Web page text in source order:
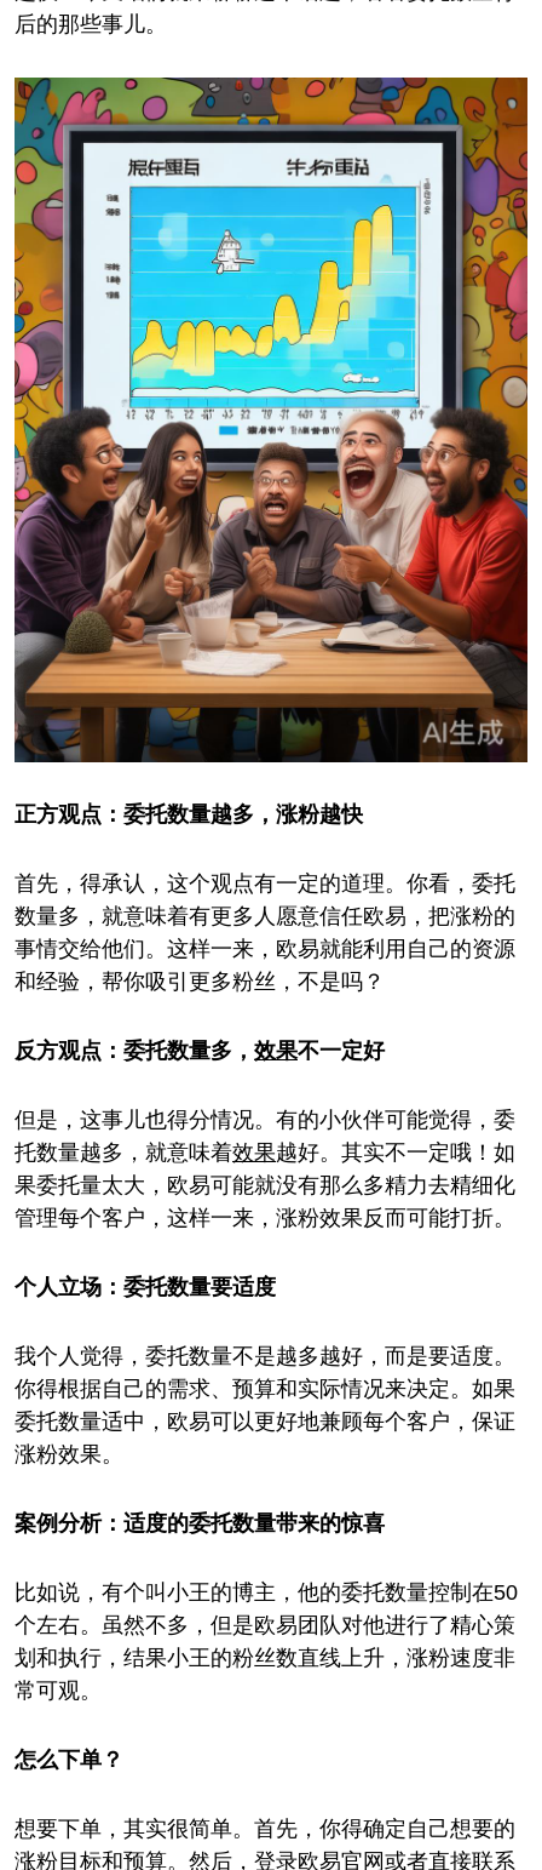
后的那些事儿。
正方观点：委托数量越多，涨粉越快
首先，得承认，这个观点有一定的道理。你看，委托
数量多，就意味着有更多人愿意信任欧易，把涨粉的
事情交给他们。这样一来，欧易就能利用自己的资源
和经验，帮你吸引更多粉丝，不是吗？
反方观点：委托数量多， 效果不一定好
但是，这事儿也得分情况。有的小伙伴可能觉得，委
托数量越多，就意味着效果越好。其实不一定哦！如
果委托量太大，欧易可能就没有那么多精力去精细化
管理每个客户，这样一来，涨粉效果反而可能打折。
个人立场：委托数量要适度
我个人觉得，委托数量不是越多越好，而是要适度。
你得根据自己的需求、预算和实际情况来决定。如果
委托数量适中，欧易可以更好地兼顾每个客户，保证
涨粉效果。
案例分析：适度的委托数量带来的惊喜
比如说，有个叫小王的博主，他的委托数量控制在50
个左右。虽然不多，但是欧易团队对他进行了精心策
划和执行，结果小王的粉丝数直线上升，涨粉速度非
常可观。
怎么下单？
想要下单，其实很简单。首先，你得确定自己想要的
涨粉目标和预算。然后，登录欧易官网或者直接联系